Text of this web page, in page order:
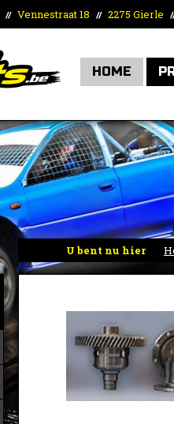
// Vennestraat 18 // 2275 Gierle
HOME
U bent nu hier